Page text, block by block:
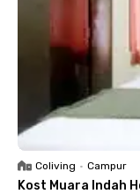
Coliving • Campur
Kost Muara Indah